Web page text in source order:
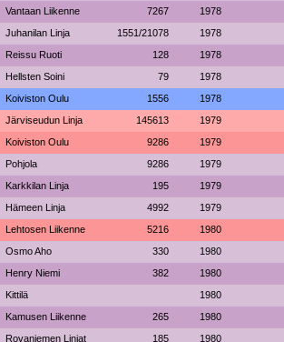
Vantaan Liikenne 7267 1978
Juhanilan Linja 1551/21078 1978
Reissu Ruoti 128 1978
Hellsten Soini 79 1978
Koiviston Oulu 1556 1978
Järviseudun Linja 145613 1979
Koiviston Oulu 9286 1979
Pohjola 9286 1979
Karkkilan Linja 195 1979
Hämeen Linja 4992 1979
Lehtosen Liikenne 5216 1980
Osmo Aho 330 1980
Henry Niemi 382 1980
Kittilä 1980
Kamusen Liikenne 265 1980
Rovaniemen Linjat 185 1980